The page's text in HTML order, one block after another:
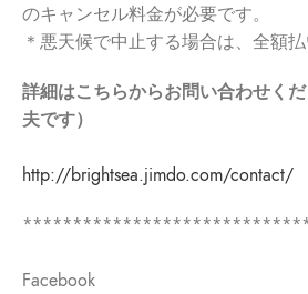
のキャンセル料金が必要です。
＊悪天候で中止する場合は、全額払
詳細はこちらからお問い合わせく
夫です）
http://brightsea.jimdo.com/contact/
Facebook